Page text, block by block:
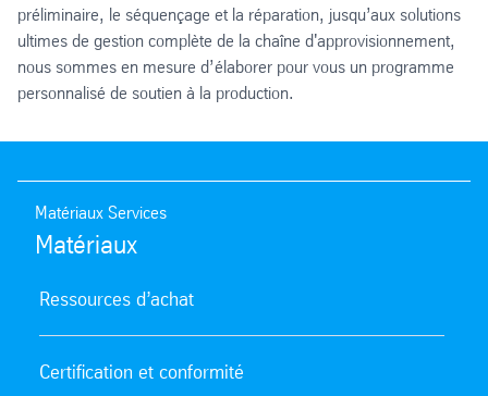
préliminaire, le séquençage et la réparation, jusqu’aux solutions
ultimes de gestion complète de la chaîne d'approvisionnement,
nous sommes en mesure d’élaborer pour vous un programme
personnalisé de soutien à la production.
Matériaux Services
Matériaux
Ressources d’achat
Certification et conformité